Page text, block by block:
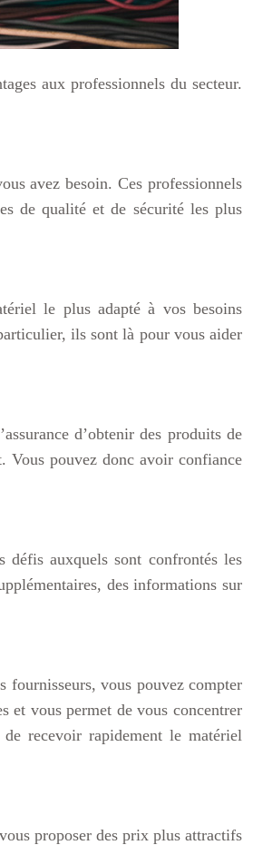
aux professionnels du secteur.
avez besoin. Ces professionnels
de qualité et de sécurité les plus
le plus adapté à vos besoins
ils sont là pour vous aider
d’obtenir des produits de
Vous pouvez donc avoir confiance
défis auxquels sont confrontés les
des informations sur
fournisseurs, vous pouvez compter
et vous permet de vous concentrer
recevoir rapidement le matériel
proposer des prix plus attractifs